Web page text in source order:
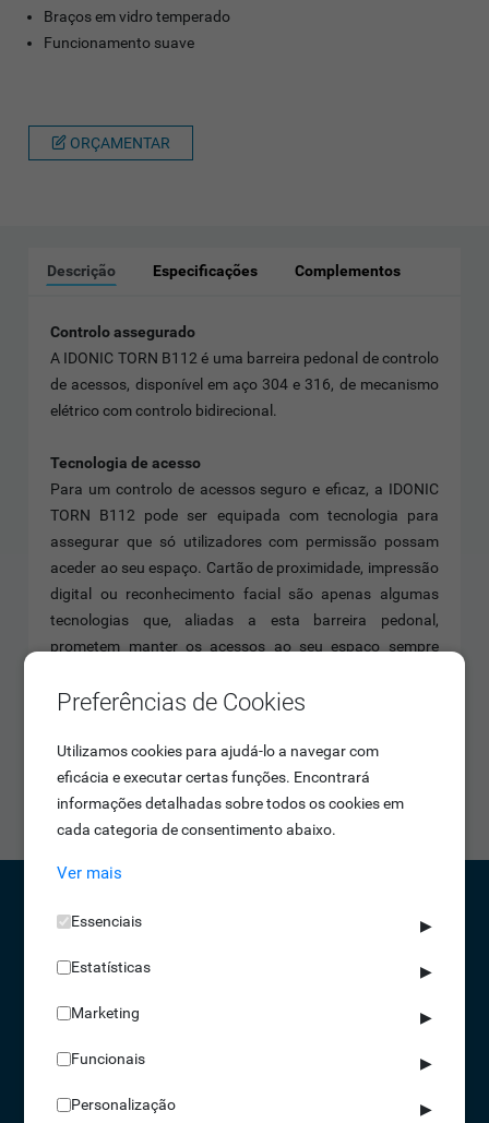
Braços em vidro temperado
Funcionamento suave
ORÇAMENTAR
Descrição Especificações Complementos
Controlo assegurado
A IDONIC TORN B112 é uma barreira pedonal de controlo
de acessos, disponível em aço 304 e 316, de mecanismo
elétrico com controlo bidirecional.
Tecnologia de acesso
Para um controlo de acessos seguro e eficaz, a IDONIC
TORN B112 pode ser equipada com tecnologia para
assegurar que só utilizadores com permissão possam
aceder ao seu espaço. Cartão de proximidade, impressão
digital ou reconhecimento facial são apenas algumas
tecnologias que, aliadas a esta barreira pedonal,
prometem manter os acessos ao seu espaço sempre
Em caso de emergência ou falha de energia, os braços
ficam em roda livre para permitir a passagem, permitindo
evacuar o espaço de forma mais segura e rápida.
CONTACTOS
(chamada para a rede fixa nacional)
Preferências de Cookies
Utilizamos cookies para ajudá-lo a navegar com
eficácia e executar certas funções. Encontrará
informações detalhadas sobre todos os cookies em
cada categoria de consentimento abaixo.
Ver mais
Essenciais ▶
Estatísticas ▶
Marketing ▶
Funcionais ▶
Personalização ▶